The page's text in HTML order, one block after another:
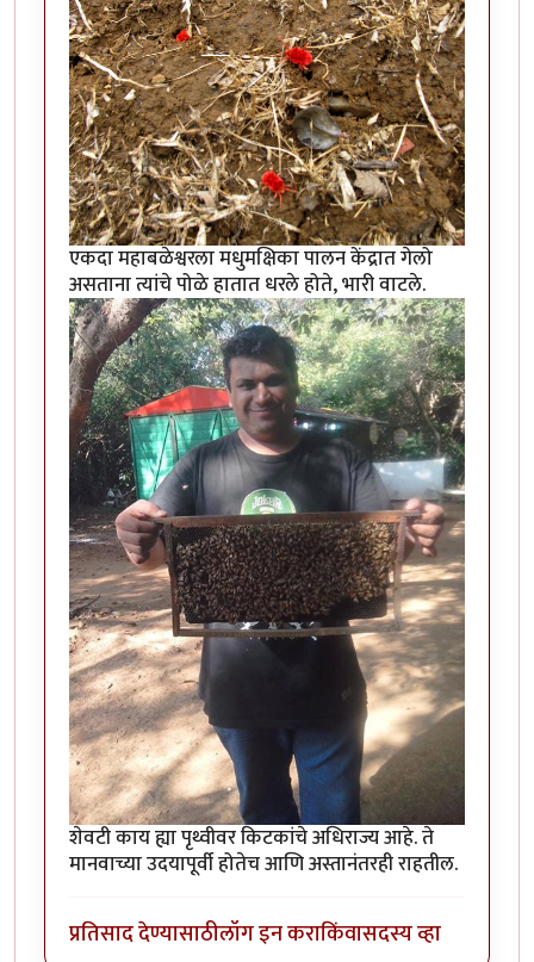
एकदा महाबळेश्वरला मधुमक्षिका पालन केंद्रात गेलो
असताना त्यांचे पोळे हातात धरले होते, भारी वाटले.
शेवटी काय ह्या पृथ्वीवर किटकांचे अधिराज्य आहे. ते
मानवाच्या उदयापूर्वी होतेच आणि अस्तानंतरही राहतील.
प्रतिसाद देण्यासाठीलॉग इन कराकिंवासदस्य व्हा